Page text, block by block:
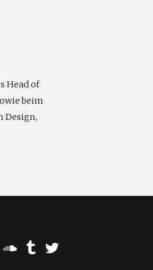
Head of
beim
Design,